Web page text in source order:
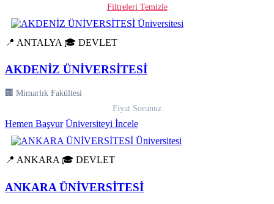
Filtreleri Temizle
📍 ANTALYA 🎓 DEVLET
AKDENİZ ÜNİVERSİTESİ
🏢 Mimarlık Fakültesi
Fiyat Sorunuz
Hemen Başvur Üniversiteyi İncele
📍 ANKARA 🎓 DEVLET
ANKARA ÜNİVERSİTESİ